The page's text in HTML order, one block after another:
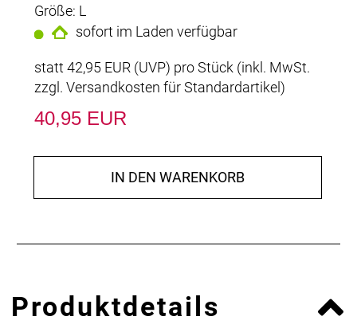
Größe: L
sofort im Laden verfügbar
statt42,95 EUR (UVP) pro Stück (inkl. MwSt.
zzgl. Versandkosten für Standardartikel)
40,95 EUR
IN DEN WARENKORB
Produktdetails